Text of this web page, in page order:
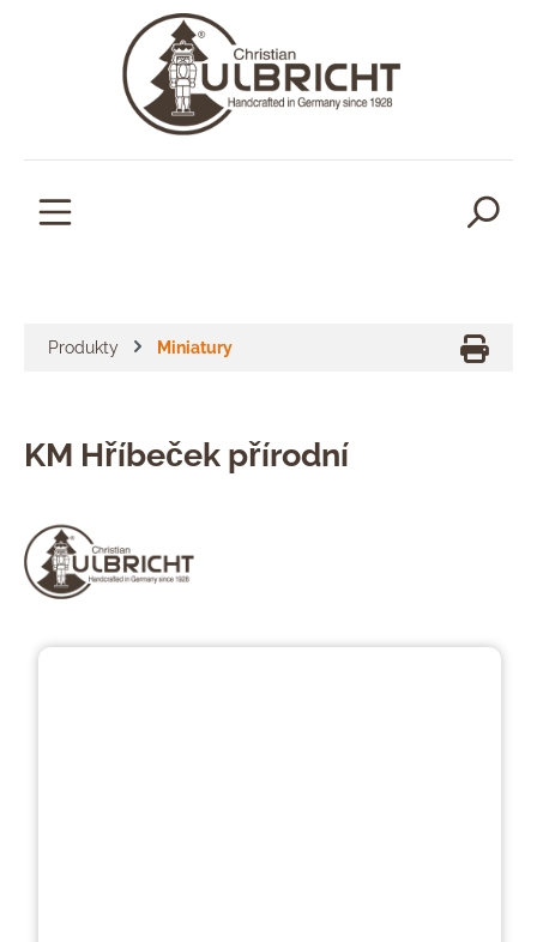
Produkty Miniatury
KM Hříbeček přírodní